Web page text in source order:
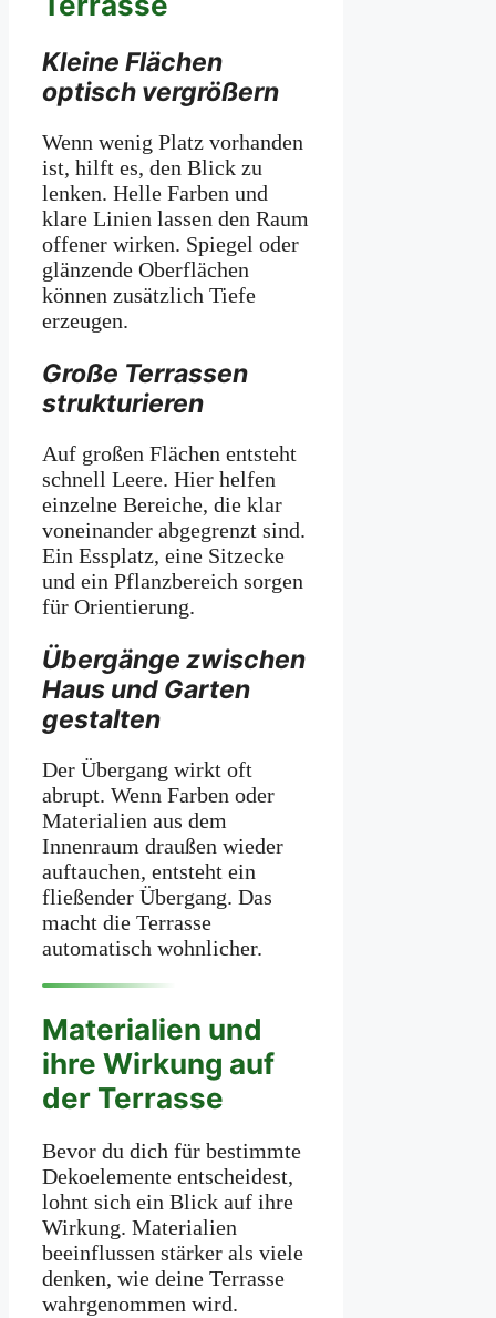
Kleine Flächen
optisch vergrößern
Wenn wenig Platz vorhanden
ist, hilft es, den Blick zu
lenken. Helle Farben und
klare Linien lassen den Raum
offener wirken. Spiegel oder
glänzende Oberflächen
können zusätzlich Tiefe
erzeugen.
Große Terrassen
strukturieren
Auf großen Flächen entsteht
schnell Leere. Hier helfen
einzelne Bereiche, die klar
voneinander abgegrenzt sind.
Ein Essplatz, eine Sitzecke
und ein Pflanzbereich sorgen
für Orientierung.
Übergänge zwischen
Haus und Garten
gestalten
Der Übergang wirkt oft
abrupt. Wenn Farben oder
Materialien aus dem
Innenraum draußen wieder
auftauchen, entsteht ein
fließender Übergang. Das
macht die Terrasse
automatisch wohnlicher.
Materialien und
ihre Wirkung auf
der Terrasse
Bevor du dich für bestimmte
Dekoelemente entscheidest,
lohnt sich ein Blick auf ihre
Wirkung. Materialien
beeinflussen stärker als viele
denken, wie deine Terrasse
wahrgenommen wird.